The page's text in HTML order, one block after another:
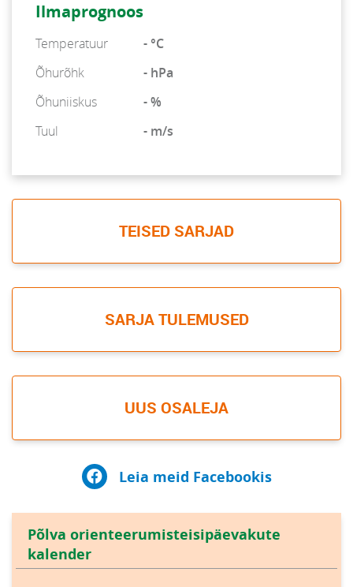
Ilmaprognoos
Temperatuur
- °C
Õhurõhk
- hPa
Õhuniiskus
- %
Tuul
- m/s
TEISED SARJAD
SARJA TULEMUSED
UUS OSALEJA
Leia meid Facebookis
Põlva orienteerumisteisipäevakute
kalender